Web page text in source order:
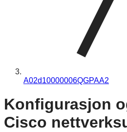
A02d10000006QGPAA2
Konfigurasjon
Cisco